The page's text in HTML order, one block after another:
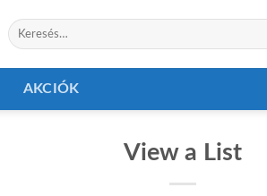
Keresés
a
AKCIÓK
View a List